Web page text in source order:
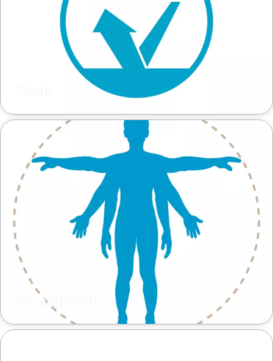
Gesamteinfluss